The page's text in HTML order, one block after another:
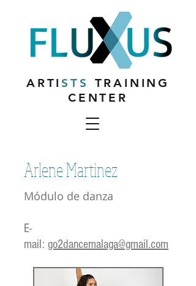
ARTISTS
TRAINING
CENTER
Arlene Martinez
Módulo de danza
E-
mail: go2dancemalaga@gmail.com